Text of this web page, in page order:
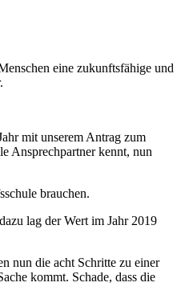
eine zukunftsfähige und
mit unserem Antrag zum
Ansprechpartner kennt, nun
brauchen.
lag der Wert im Jahr 2019
nun die acht Schritte zu einer
kommt. Schade, dass die